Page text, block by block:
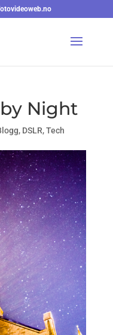
Night
, DSLR,Tech